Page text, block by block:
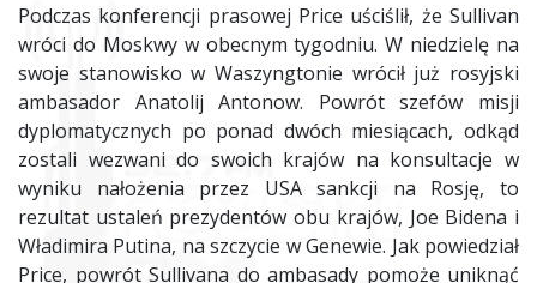
Podczas konferencji prasowej Price uściślił, że Sullivan
wróci do Moskwy w obecnym tygodniu. W niedzielę na
swoje stanowisko w Waszyngtonie wrócił już rosyjski
ambasador Anatolij Antonow. Powrót szefów misji
dyplomatycznych po ponad dwóch miesiącach, odkąd
zostali wezwani do swoich krajów na konsultacje w
wyniku nałożenia przez USA sankcji na Rosję, to
rezultat ustaleń prezydentów obu krajów, Joe Bidena i
Władimira Putina, na szczycie w Genewie. Jak powiedział
Price, powrót Sullivana do ambasady pomoże uniknąć